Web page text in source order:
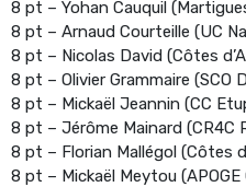
8 pt – Yohan Cauquil
8 pt – Arnaud Courteille (UC
8 pt – Nicolas David (Côtes
8 pt – Olivier Grammaire (SCO
8 pt – Mickaël Jeannin (CC
8 pt – Jérôme Mainard (CR4C
8 pt – Florian Mallégol (Côtes
8 pt – Mickaël Meytou